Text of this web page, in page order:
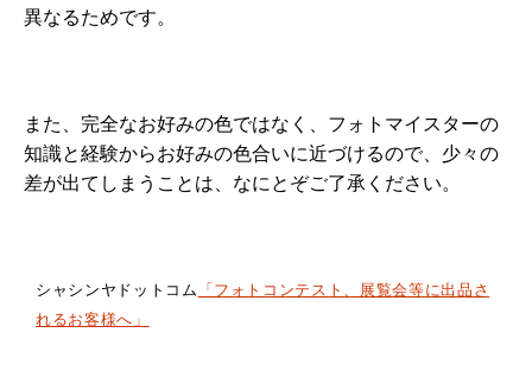
異なるためです。
また、完全なお好みの色ではなく、フォトマイスターの
知識と経験からお好みの色合いに近づけるので、少々の
差が出てしまうことは、なにとぞご了承ください。
シャシンヤドットコム 「フォトコンテスト、展覧会等に出品さ
れるお客様へ」